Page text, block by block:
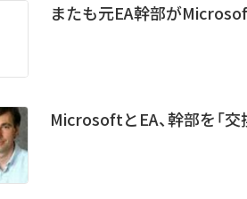
またも元EA幹部が
MicrosoftとEA、幹部を「交